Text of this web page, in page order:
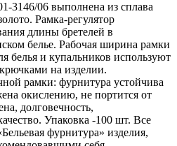
3146/06 выполнена из сплава
Рамка-регулятор
длины бретелей в
белье. Рабочая ширина рамки
белья и купальников используют
на изделии.
рамки: фурнитура устойчива
окислению, не портится от
долговечность,
Упаковка -100 шт. Все
фурнитура» изделия,